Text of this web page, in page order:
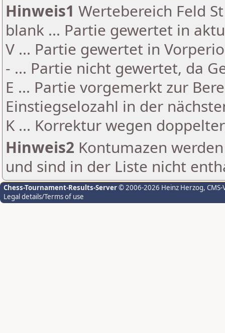
Hinweis1 Wertebereich Feld
blank ... Partie gewertet in
V ... Partie gewertet in
- ... Partie nicht gewertet, da
E ... Partie vorgemerkt zur
Einstiegselozahl in der
K ... Korrektur wegen
Hinweis2 Kontumazen
und sind in der Liste nicht
Chess-Tournament-Results-Server© 2006-2026 Heinz Herzog,
Legal details/Terms of use